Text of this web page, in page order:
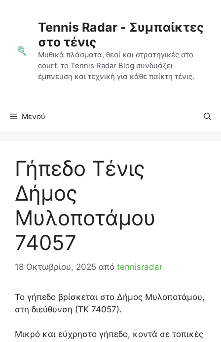
περιεχόμενοTennis Radar - Συμπαίκτες
στο τένις
Μυθικά πλάσματα, θεοί και στρατηγικές στο
court. το Tennis Radar Blog συνδυάζει
έμπνευση και τεχνική για κάθε παίκτη τένις.
Μενού
Γήπεδο Τένις
Δήμος
Μυλοποτάμου
74057
18 Οκτωβρίου, 2025 από tennisradar
Το γήπεδο βρίσκεται στο Δήμος Μυλοποτάμου,
στη διεύθυνση (ΤΚ 74057).
Μικρό και εύχρηστο γήπεδο, κοντά σε τοπικές